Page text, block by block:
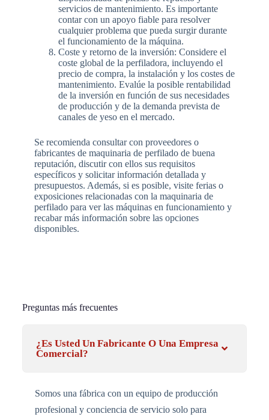
servicios de mantenimiento. Es importante
contar con un apoyo fiable para resolver
cualquier problema que pueda surgir durante
el funcionamiento de la máquina.
Coste y retorno de la inversión: Considere el
coste global de la perfiladora, incluyendo el
precio de compra, la instalación y los costes de
mantenimiento. Evalúe la posible rentabilidad
de la inversión en función de sus necesidades
de producción y de la demanda prevista de
canales de yeso en el mercado.
Se recomienda consultar con proveedores o
fabricantes de maquinaria de perfilado de buena
reputación, discutir con ellos sus requisitos
específicos y solicitar información detallada y
presupuestos. Además, si es posible, visite ferias o
exposiciones relacionadas con la maquinaria de
perfilado para ver las máquinas en funcionamiento y
recabar más información sobre las opciones
disponibles.
Preguntas más frecuentes
¿Es Usted Un Fabricante O Una Empresa
Comercial?
Somos una fábrica con un equipo de producción
profesional y conciencia de servicio solo para